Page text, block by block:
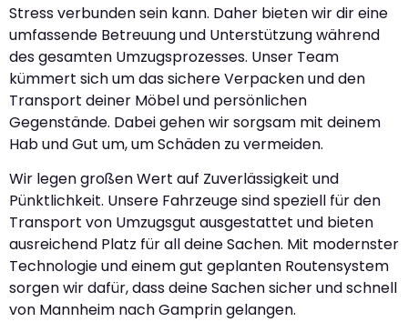
Stress verbunden sein kann. Daher bieten wir dir eine
umfassende Betreuung und Unterstützung während
des gesamten Umzugsprozesses. Unser Team
kümmert sich um das sichere Verpacken und den
Transport deiner Möbel und persönlichen
Gegenstände. Dabei gehen wir sorgsam mit deinem
Hab und Gut um, um Schäden zu vermeiden.
Wir legen großen Wert auf Zuverlässigkeit und
Pünktlichkeit. Unsere Fahrzeuge sind speziell für den
Transport von Umzugsgut ausgestattet und bieten
ausreichend Platz für all deine Sachen. Mit modernster
Technologie und einem gut geplanten Routensystem
sorgen wir dafür, dass deine Sachen sicher und schnell
von Mannheim nach Gamprin gelangen.